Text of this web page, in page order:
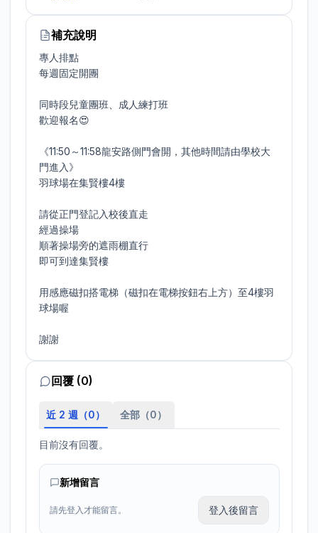
補充說明
專人排點
每週固定開團
同時段兒童團班、成人練打班
歡迎報名😍
《11:50～11:58龍安路側門會開，其他時間請由學校大
門進入》
羽球場在集賢樓4樓
請從正門登記入校後直走
經過操場
順著操場旁的遮雨棚直行
即可到達集賢樓
用感應磁扣搭電梯（磁扣在電梯按鈕右上方）至4樓羽
球場喔
謝謝
回覆 (0)
近 2 週（0） 全部（0）
目前沒有回覆。
新增留言
請先登入才能留言。 登入後留言